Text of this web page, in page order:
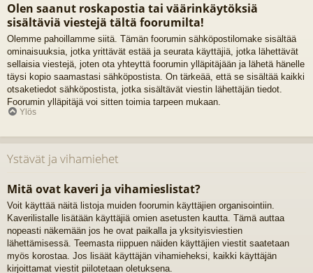
Olen saanut roskapostia tai väärinkäytöksiä
sisältäviä viestejä tältä foorumilta!
Olemme pahoillamme siitä. Tämän foorumin sähköpostilomake sisältää
ominaisuuksia, jotka yrittävät estää ja seurata käyttäjiä, jotka lähettävät
sellaisia viestejä, joten ota yhteyttä foorumin ylläpitäjään ja lähetä hänelle
täysi kopio saamastasi sähköpostista. On tärkeää, että se sisältää kaikki
otsaketiedot sähköpostista, jotka sisältävät viestin lähettäjän tiedot.
Foorumin ylläpitäjä voi sitten toimia tarpeen mukaan.
Ylös
Ystävät ja vihamiehet
Mitä ovat kaveri ja vihamieslistat?
Voit käyttää näitä listoja muiden foorumin käyttäjien organisointiin.
Kaverilistalle lisätään käyttäjiä omien asetusten kautta. Tämä auttaa
nopeasti näkemään jos he ovat paikalla ja yksityisviestien
lähettämisessä. Teemasta riippuen näiden käyttäjien viestit saatetaan
myös korostaa. Jos lisäät käyttäjän vihamieheksi, kaikki käyttäjän
kirjoittamat viestit piilotetaan oletuksena.